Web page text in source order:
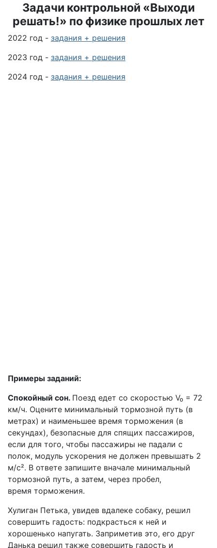
Задачи контрольной «Выходи
решать!» по физике прошлых лет
2022 год - задания + решения
2023 год - задания + решения
2024 год - задания + решения
Примеры заданий:
Спокойный сон. Поезд едет со скоростью V₀ = 72
км/ч. Оцените минимальный тормозной путь (в
метрах) и наименьшее время торможения (в
секундах), безопасные для спящих пассажиров,
если для того, чтобы пассажиры не падали с
полок, модуль ускорения не должен превышать 2
м/с². В ответе запишите вначале минимальный
тормозной путь, а затем, через пробел,
время торможения.
Хулиган Петька, увидев вдалеке собаку, решил
совершить гадость: подкрасться к ней и
хорошенько напугать. Заприметив это, его друг
Данька решил также совершить гадость и